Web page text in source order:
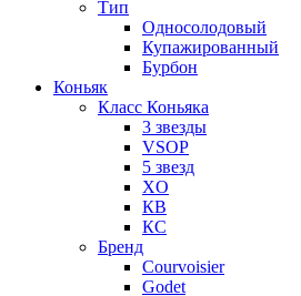
Тип
Односолодовый
Купажированный
Бурбон
Коньяк
Класс Коньяка
3 звезды
VSOP
5 звезд
XO
КВ
КС
Бренд
Courvoisier
Godet